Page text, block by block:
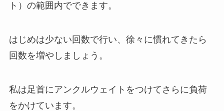
ト）の範囲内でできます。
はじめは少ない回数で行い、徐々に慣れてきたら
回数を増やしましょう。
私は足首にアンクルウェイトをつけてさらに負荷
をかけています。